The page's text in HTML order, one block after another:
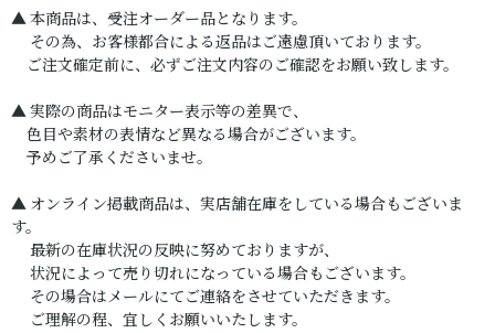
▲ 本商品は、受注オーダー品となります。
その為、お客様都合による返品はご遠慮頂いております。
ご注文確定前に、必ずご注文内容のご確認をお願い致します。
▲ 実際の商品はモニター表示等の差異で、
色目や素材の表情など異なる場合がございます。
予めご了承くださいませ。
▲ オンライン掲載商品は、実店舗在庫をしている場合もございま
す。
最新の在庫状況の反映に努めておりますが、
状況によって売り切れになっている場合もございます。
その場合はメールにてご連絡をさせていただきます。
ご理解の程、宜しくお願いいたします。